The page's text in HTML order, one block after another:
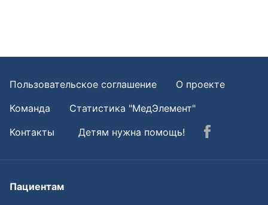
Пользовательское соглашение
О проекте
Команда
Статистика "МедЭлемент"
Контакты
Детям нужна помощь!
Пациентам